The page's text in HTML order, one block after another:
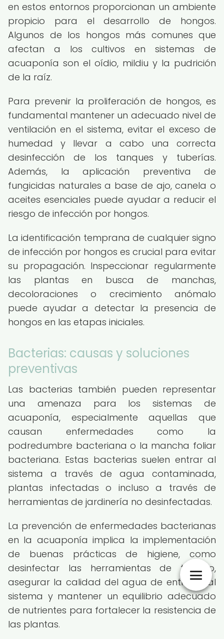
en estos entornos proporcionan un ambiente
propicio para el desarrollo de hongos.
Algunos de los hongos más comunes que
afectan a los cultivos en sistemas de
acuaponía son el oídio, mildiu y la pudrición
de la raíz.
Para prevenir la proliferación de hongos, es
fundamental mantener un adecuado nivel de
ventilación en el sistema, evitar el exceso de
humedad y llevar a cabo una correcta
desinfección de los tanques y tuberías.
Además, la aplicación preventiva de
fungicidas naturales a base de ajo, canela o
aceites esenciales puede ayudar a reducir el
riesgo de infección por hongos.
La identificación temprana de cualquier signo
de infección por hongos es crucial para evitar
su propagación. Inspeccionar regularmente
las plantas en busca de manchas,
decoloraciones o crecimiento anómalo
puede ayudar a detectar la presencia de
hongos en las etapas iniciales.
Bacterias: causas y soluciones
preventivas
Las bacterias también pueden representar
una amenaza para los sistemas de
acuaponía, especialmente aquellas que
causan enfermedades como la
podredumbre bacteriana o la mancha foliar
bacteriana. Estas bacterias suelen entrar al
sistema a través de agua contaminada,
plantas infectadas o incluso a través de
herramientas de jardinería no desinfectadas.
La prevención de enfermedades bacterianas
en la acuaponía implica la implementación
de buenas prácticas de higiene, como
desinfectar las herramientas de trabajo,
asegurar la calidad del agua de entrada al
sistema y mantener un equilibrio adecuado
de nutrientes para fortalecer la resistencia de
las plantas.